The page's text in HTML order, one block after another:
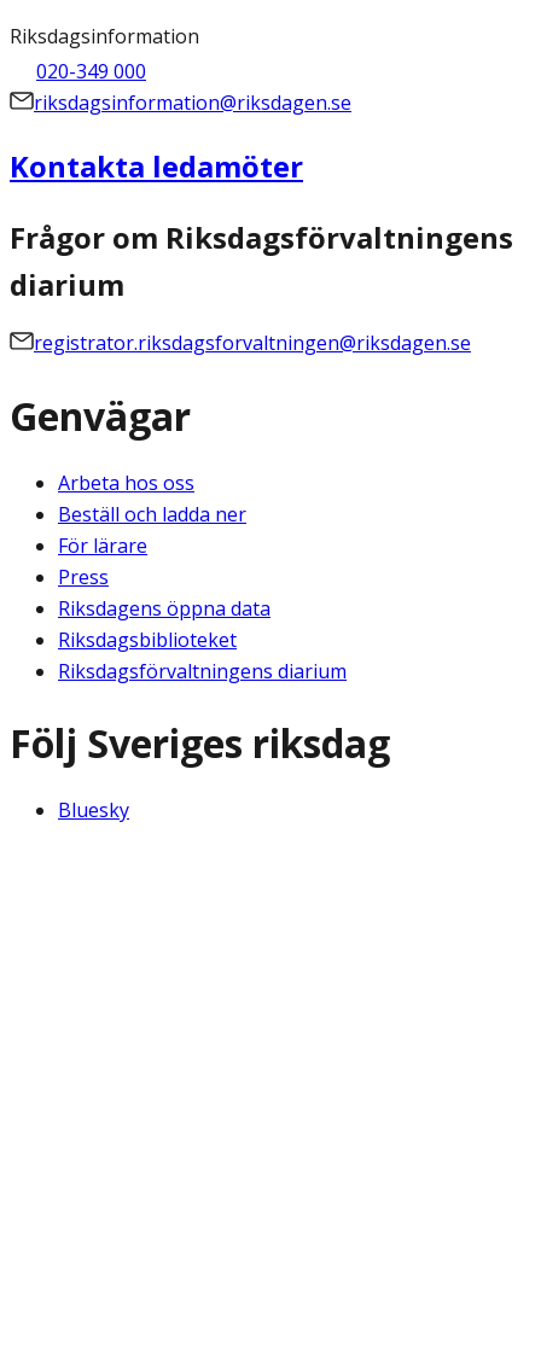
Riksdagsinformation
020-349 000
riksdagsinformation@riksdagen.se
Kontakta ledamöter
Frågor om Riksdagsförvaltningens
diarium
registrator.riksdagsforvaltningen@riksdagen.se
Genvägar
Arbeta hos oss
Beställ och ladda ner
För lärare
Press
Riksdagens öppna data
Riksdagsbiblioteket
Riksdagsförvaltningens diarium
Följ Sveriges riksdag
Bluesky